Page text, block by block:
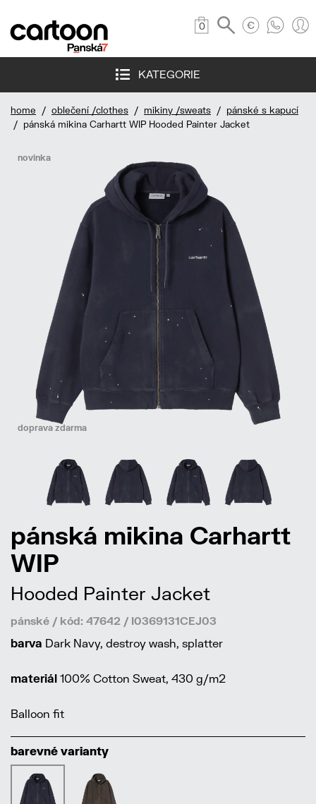
0
KATEGORIE
home / oblečení /clothes / mikiny /sweats / pánské s kapucí
/ pánská mikina Carhartt WIP Hooded Painter Jacket
doprava zdarma
novinka
pánská mikina Carhartt
WIP
Hooded Painter Jacket
pánské / kód: 47642 / I0369131CEJ03
barva Dark Navy, destroy wash, splatter
materiál 100% Cotton Sweat, 430 g/m2
Balloon fit
barevné varianty